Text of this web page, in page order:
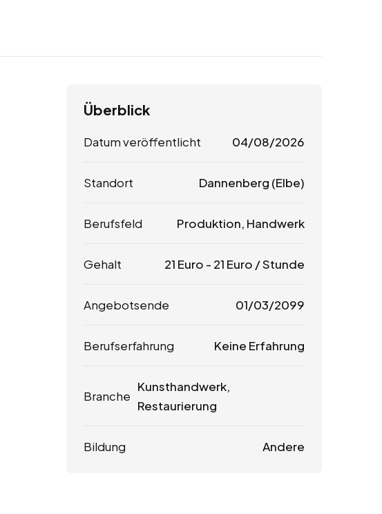
Überblick
Datum veröffentlicht 04/08/2026
Standort Dannenberg (Elbe)
Berufsfeld Produktion, Handwerk
Gehalt 21 Euro - 21 Euro / Stunde
Angebotsende 01/03/2099
Berufserfahrung Keine Erfahrung
Branche
Kunsthandwerk,
Restaurierung
Bildung Andere